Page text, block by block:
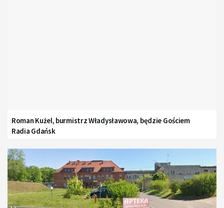
Roman Kużel, burmistrz Władysławowa, będzie Gościem
Radia Gdańsk